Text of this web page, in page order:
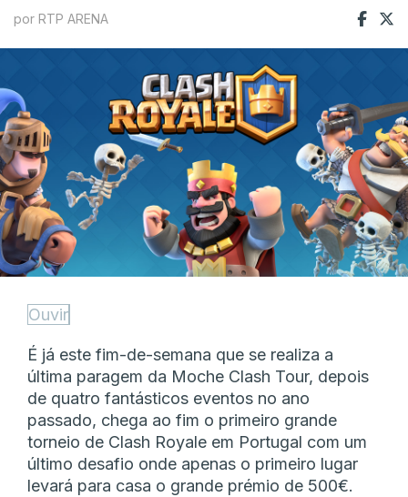
por RTP ARENA
Ouvir
É já este fim-de-semana que se realiza a
última paragem da Moche Clash Tour, depois
de quatro fantásticos eventos no ano
passado, chega ao fim o primeiro grande
torneio de Clash Royale em Portugal com um
último desafio onde apenas o primeiro lugar
levará para casa o grande prémio de 500€.